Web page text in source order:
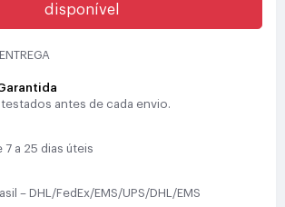
disponível
antes de cada envio.
7 a 25 dias úteis
– DHL/FedEx/EMS/UPS/DHL/EMS